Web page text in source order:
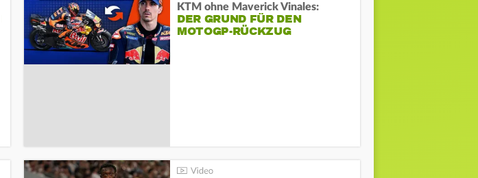
KTM ohne Maverick Vinales:
DER GRUND FÜR DEN
MOTOGP-RÜCKZUG